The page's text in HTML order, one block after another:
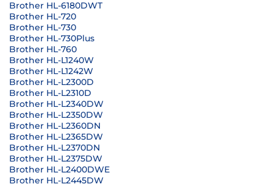
Brother HL-6180DWT
Brother HL-720
Brother HL-730
Brother HL-730Plus
Brother HL-760
Brother HL-L1240W
Brother HL-L1242W
Brother HL-L2300D
Brother HL-L2310D
Brother HL-L2340DW
Brother HL-L2350DW
Brother HL-L2360DN
Brother HL-L2365DW
Brother HL-L2370DN
Brother HL-L2375DW
Brother HL-L2400DWE
Brother HL-L2445DW